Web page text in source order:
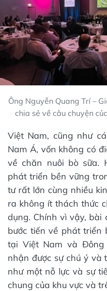
Ông Nguyễn Quang Trí –
chia sẻ về câu chuyện
Việt Nam, cũng như
Nam Á, vốn không có
về chăn nuôi bò sữa.
phát triển bền vững
tư rất lớn cùng nhiều
ra không ít thách thức
dụng. Chính vì vậy, bài
bước tiến về phát triển
tại Việt Nam và Đông
nhận được sự chú ý và
như một nỗ lực và sự
chung của khu vực và